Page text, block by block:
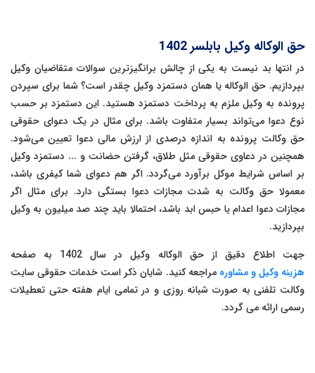
حق الوکاله وکیل بابلسر 1402
در انتها بد نیست به یکی از چالش برانگیزترین سوالات متقاضیان وکیل
بپردازیم. حق الوکاله یا همان دستمزد وکیل چقدر است؟ شما برای سپردن
پرونده به وکیل ملزم به پرداخت دستمزد هستید. این دستمزد بر حسب
نوع دعوا می‌تواند بسیار متفاوت باشد. برای مثال در یک دعوای حقوقی
حق وکالت پرونده به اندازه درصدی از ارزش مالی دعوا تعیین می‌شود.
همچنین در دعاوی حقوقی مثل طلاق، گرفتن حضانت و ... دستمزد وکیل
بر اساس شرایط موکل برآورد می‌گردد. اگر هم دعوای شما کیفری باشد،
معمولا حق وکالت به شدت مجازات دعوا بستگی دارد. برای مثال اگر
مجازات دعوا اعدام یا حبس ابد باشد، احتمالا باید چند صد میلیون به وکیل
بپردازید.
جهت اطلاع دقیق از حق الوکاله وکیل در سال 1402 به صفحه
هزینه وکیل و مشاوره مراجعه کنید. شایان ذکر است خدمات حقوقی سایت
وکالت تلفنی به صورت شبانه روزی و در تمامی ایام هفته حتی تعطیلات
رسمی ارائه می گردد.